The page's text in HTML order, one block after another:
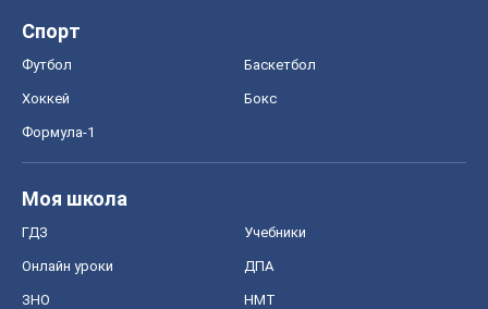
Спорт
Футбол Баскетбол
Хоккей Бокс
Формула-1
Моя школа
ГДЗ Учебники
Онлайн уроки ДПА
ЗНО НМТ